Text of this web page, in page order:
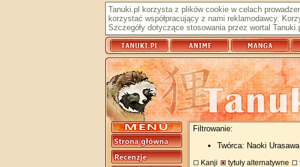
Tanuki.pl korzysta z plików cookie w celach
korzystać współpracujący z nami reklamodawcy.
Szczegóły dotyczące stosowania przez wortal
Filtrowanie:
Twórca: Naoki Urasawa
Kanji tytuły alternatywne